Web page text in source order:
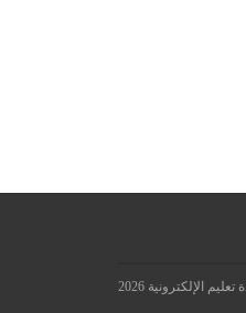
الإلكترونية 2026